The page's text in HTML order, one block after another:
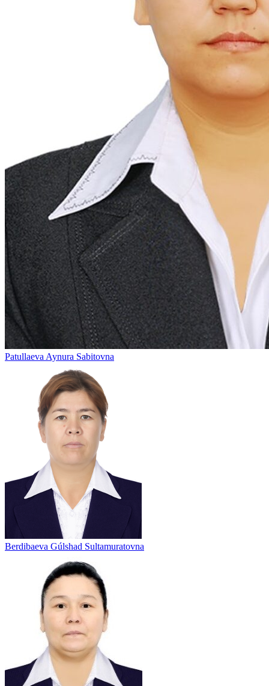
Patullaeva Aynura Sabitovna
Berdibaeva Gúlshad Sultamuratovna